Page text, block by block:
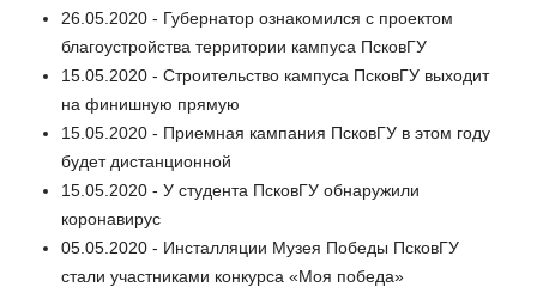
26.05.2020 - Губернатор ознакомился с проектом
благоустройства территории кампуса ПсковГУ
15.05.2020 - Строительство кампуса ПсковГУ выходит
на финишную прямую
15.05.2020 - Приемная кампания ПсковГУ в этом году
будет дистанционной
15.05.2020 - У студента ПсковГУ обнаружили
коронавирус
05.05.2020 - Инсталляции Музея Победы ПсковГУ
стали участниками конкурса «Моя победа»